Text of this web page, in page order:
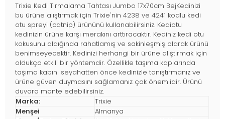
Trixie Kedi Tırmalama Tahtası Jumbo 17x70cm BejKedinizi
bu ürüne alıştırmak için Trixie'nin 4238 ve 4241 kodlu kedi
otu spreyi (catnip) ürününü kullanabilirsiniz. Kediotu
kedinizin ürüne karşı merakını arttıracaktır. Kediniz kedi otu
kokusunu aldığında rahatlamış ve sakinleşmiş olarak ürünü
benimseyecektir. Kedinizi herhangi bir ürüne alıştırmak için
oldukça etkili bir yöntemdir. Özellikle taşıma kaplarında
taşıma kabını seyahatten önce kedinizle tanıştırmanız ve
ürüne güven duymasını sağlamanız çok önemlidir. Ürünü
duvara monte edebilirsiniz.
Marka:
Trixie
Menşei
Almanya